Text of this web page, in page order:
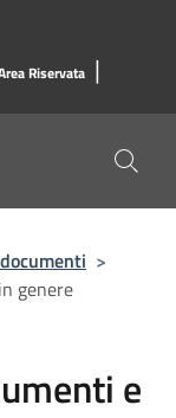
Riservata |
>
genere
e